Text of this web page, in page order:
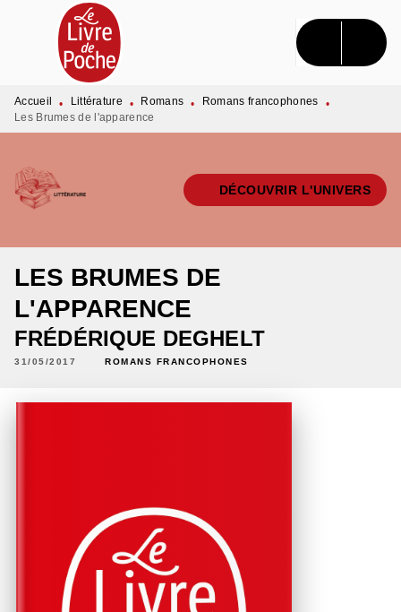
MENU RECHERCHE CONTENU
PIED DE PAGE
Accueil • Littérature • Romans • Romans francophones
•
Les Brumes de l'apparence
DÉCOUVRIR L'UNIVERS
LES BRUMES DE
L'APPARENCE
FRÉDÉRIQUE DEGHELT
31/05/2017 ROMANS FRANCOPHONES